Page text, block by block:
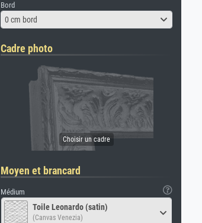
Bord
0 cm bord
Cadre photo
Moyen et brancard
Médium
Toile Leonardo (satin)
(Canvas Venezia)